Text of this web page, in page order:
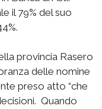
il 79% del suo
provincia Rasero
delle nomine
preso atto “che
Quando